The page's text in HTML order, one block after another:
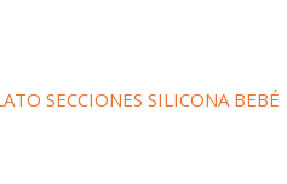
SECCIONES SILICONA BEBÉ